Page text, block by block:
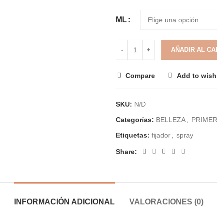
ML
AÑADIR AL
Compare Add to
SKU: N/D
Categorías: BELLEZA
Etiquetas: fijador spray
Share:
INFORMACIÓN ADICIONAL VALORACIONES (0)